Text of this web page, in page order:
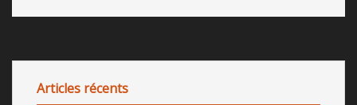
Articles récents